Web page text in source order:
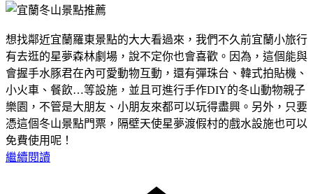
想找鄰近宜蘭羅東景點的大大看過來，我們不久前宜蘭小旅行
有去逛的星夢森林劇場，說不定你也會喜歡。因為，這個能與
會握手水豚君在內可愛動物互動，還有彈珠台、韓式拍貼機、
小火車、餐飲…等設施，並且可進行手作DIY的冬山動物親子
樂園，不管是大朋友、小朋友來都可以玩得盡興。另外，只要
憑這個冬山景點門票，隔壁天使星夢渡假村的戲水設施也可以
免費使用呢！
繼續閱讀